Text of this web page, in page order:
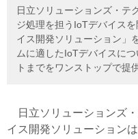
日立ソリューションズ・テ
ジ処理を担うIoTデバイス
イス開発ソリューション」
ムに適したIoTデバイスに
トまでをワンストップで提
日立ソリューションズ
イス開発ソリューション